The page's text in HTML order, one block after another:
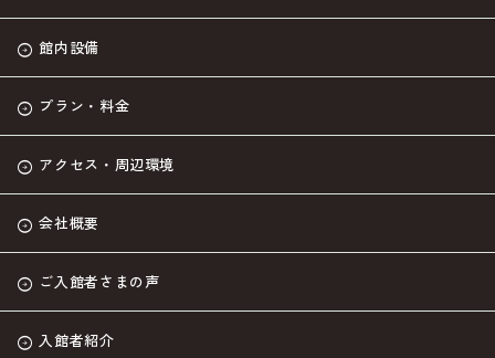
館内設備
プラン・料金
アクセス・周辺環境
会社概要
ご入館者さまの声
入館者紹介